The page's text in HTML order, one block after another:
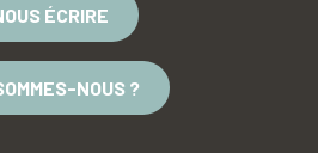
ÉCRIRE
NOUS ?